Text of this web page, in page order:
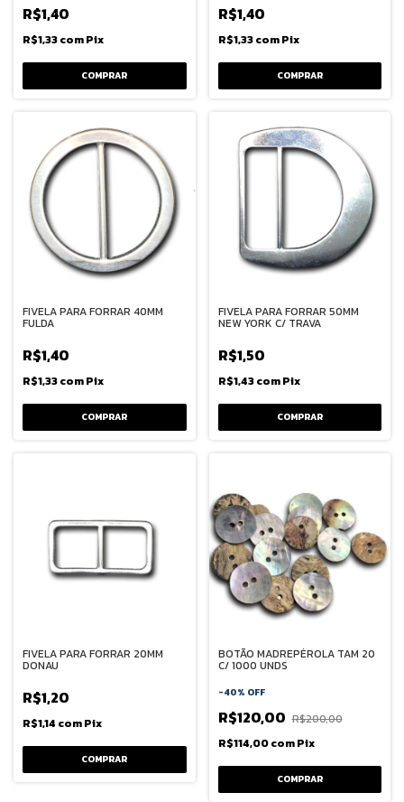
R$1,40
R$1,33comPix
R$1,40
R$1,33comPix
FIVELA PARA FORRAR 40MM
FULDA
R$1,40
R$1,33comPix
FIVELA PARA FORRAR 50MM
NEW YORK C/ TRAVA
R$1,50
R$1,43comPix
FIVELA PARA FORRAR 20MM
DONAU
R$1,20
R$1,14 comPix
BOTÃO MADREPÉROLA TAM 20
C/ 1000 UNDS
-40% OFF
R$120,00 R$200,00
R$114,00comPix